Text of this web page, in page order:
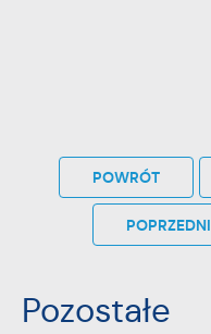
POWRÓT
POPRZEDNI
Pozostałe